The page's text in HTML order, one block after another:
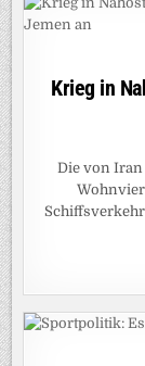
Krieg in
Die von Iran